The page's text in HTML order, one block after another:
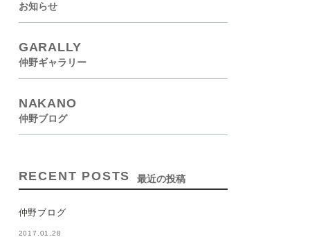
お知らせ
GARALLY
仲野ギャラリー
NAKANO
仲野ブログ
RECENT POSTS 最近の投稿
仲野ブログ
2017.01.28